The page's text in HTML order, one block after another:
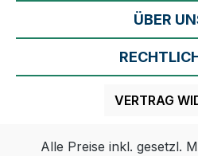
ÜBER
VERTRAG
Alle Preise inkl. gesetzl.